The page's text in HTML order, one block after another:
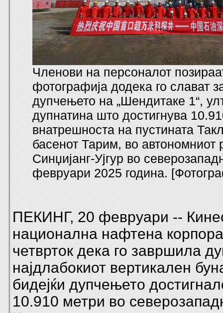
Членови на персоналот
фотографија додека го слават
дупчењето на „Шендитаке 1“,
дупнатина што достигнува
внатрешноста на пустината
басенот Тарим, во автономниот
Синџијанг-Ујгур во
февруари 2025 година.
ПЕКИНГ, 20 февруари --
национална нафтена
четврток дека го завршила
најдлабокиот вертикален
бидејќи дупчењето
10.910 метри во